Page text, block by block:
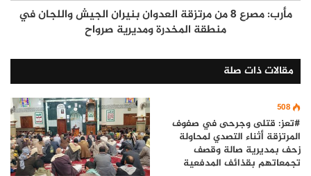
مأرب: مصرع 8 من مرتزقة العدوان بنيران الجيش واللجان في
منطقة المخدرة ومديرية صرواح
مقالات ذات صلة
508
#تعز: قتلى وجرحى في صفوف
المرتزقة أثناء التصدي لمحاولة
زحف بمديرية صالة وقصف
تجمعاتهم بقذائف المدفعية